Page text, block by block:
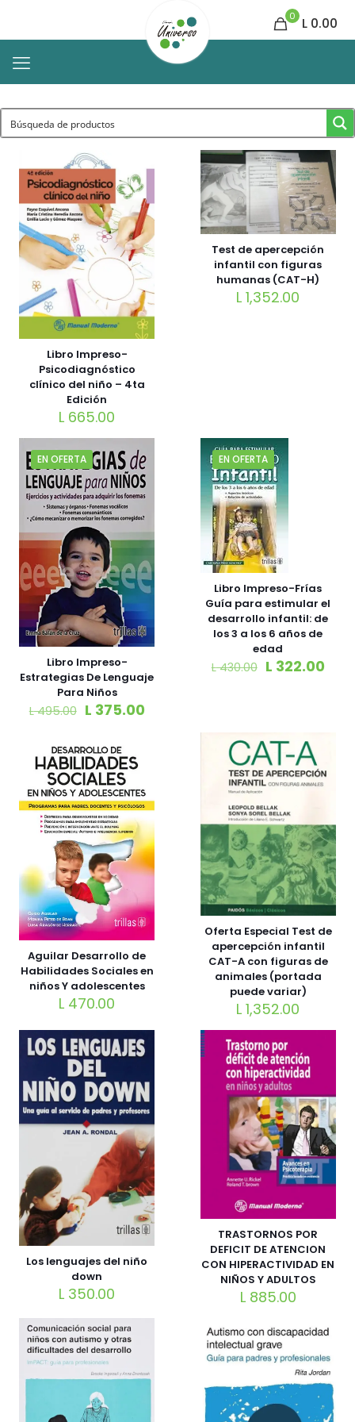
0 L 0.00
Libro Impreso-
Psicodiagnóstico
clínico del niño – 4ta
Edición
L 665.00
Test de apercepción
infantil con figuras
humanas (CAT-H)
L 1,352.00
EN OFERTA
Libro Impreso-
Estrategias De Lenguaje
Para Niños
L495.00 L 375.00
EN OFERTA
Libro Impreso-Frías
Guía para estimular el
desarrollo infantil: de
los 3 a los 6 años de
edad
L430.00 L 322.00
Aguilar Desarrollo de
Habilidades Sociales en
niños Y adolescentes
L 470.00
Oferta Especial Test de
apercepción infantil
CAT-A con figuras de
animales (portada
puede variar)
L 1,352.00
Los lenguajes del niño
down
L 350.00
TRASTORNOS POR
DEFICIT DE ATENCION
CON HIPERACTIVIDAD EN
NIÑOS Y ADULTOS
L885.00